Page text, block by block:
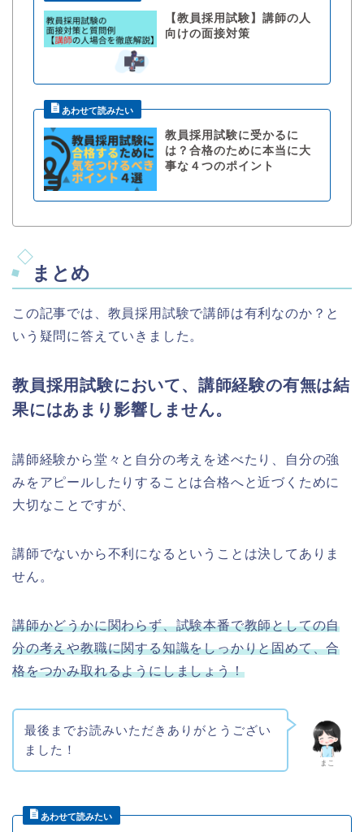
【教員採用試験】講師の人
向けの面接対策
教員採用試験に受かるに
は？合格のために本当に大
事な４つのポイント
まとめ
この記事では、教員採用試験で講師は有利なのか？と
いう疑問に答えていきました。
教員採用試験において、講師経験の有無は結
果にはあまり影響しません。
講師経験から堂々と自分の考えを述べたり、自分の強
みをアピールしたりすることは合格へと近づくために
大切なことですが、
講師でないから不利になるということは決してありま
せん。
講師かどうかに関わらず、試験本番で教師としての自
分の考えや教職に関する知識をしっかりと固めて、合
格をつかみ取れるようにしましょう！
まこ
最後までお読みいただきありがとうござい
ました！